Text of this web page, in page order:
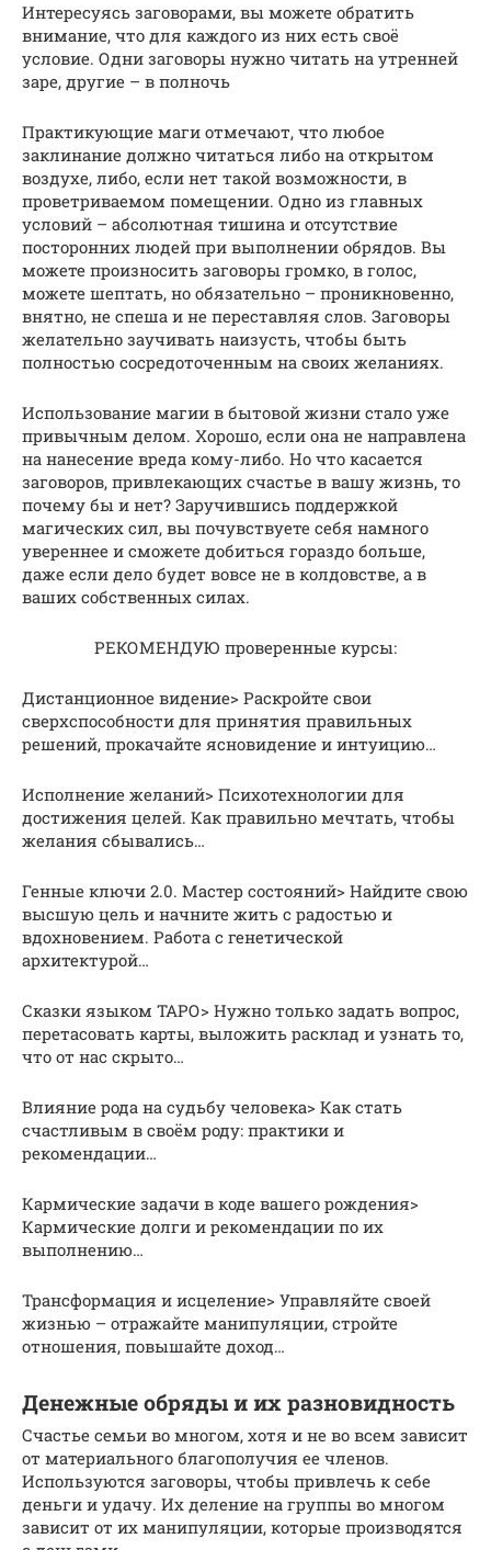
Интересуясь заговорами, вы можете обратить
внимание, что для каждого из них есть своё
условие. Одни заговоры нужно читать на утренней
заре, другие – в полночь
Практикующие маги отмечают, что любое
заклинание должно читаться либо на открытом
воздухе, либо, если нет такой возможности, в
проветриваемом помещении. Одно из главных
условий – абсолютная тишина и отсутствие
посторонних людей при выполнении обрядов. Вы
можете произносить заговоры громко, в голос,
можете шептать, но обязательно – проникновенно,
внятно, не спеша и не переставляя слов. Заговоры
желательно заучивать наизусть, чтобы быть
полностью сосредоточенным на своих желаниях.
Использование магии в бытовой жизни стало уже
привычным делом. Хорошо, если она не направлена
на нанесение вреда кому-либо. Но что касается
заговоров, привлекающих счастье в вашу жизнь, то
почему бы и нет? Заручившись поддержкой
магических сил, вы почувствуете себя намного
увереннее и сможете добиться гораздо больше,
даже если дело будет вовсе не в колдовстве, а в
ваших собственных силах.
РЕКОМЕНДУЮ проверенные курсы:
Дистанционное видение> Раскройте свои
сверхспособности для принятия правильных
решений, прокачайте ясновидение и интуицию…
Исполнение желаний> Психотехнологии для
достижения целей. Как правильно мечтать, чтобы
желания сбывались…
Генные ключи 2.0. Мастер состояний> Найдите свою
высшую цель и начните жить с радостью и
вдохновением. Работа с генетической
архитектурой…
Сказки языком ТАРО> Нужно только задать вопрос,
перетасовать карты, выложить расклад и узнать то,
что от нас скрыто…
Влияние рода на судьбу человека> Как стать
счастливым в своём роду: практики и
рекомендации…
Кармические задачи в коде вашего рождения>
Кармические долги и рекомендации по их
выполнению…
Трансформация и исцеление> Управляйте своей
жизнью – отражайте манипуляции, стройте
отношения, повышайте доход…
Денежные обряды и их разновидность
Счастье семьи во многом, хотя и не во всем зависит
от материального благополучия ее членов.
Используются заговоры, чтобы привлечь к себе
деньги и удачу. Их деление на группы во многом
зависит от их манипуляции, которые производятся